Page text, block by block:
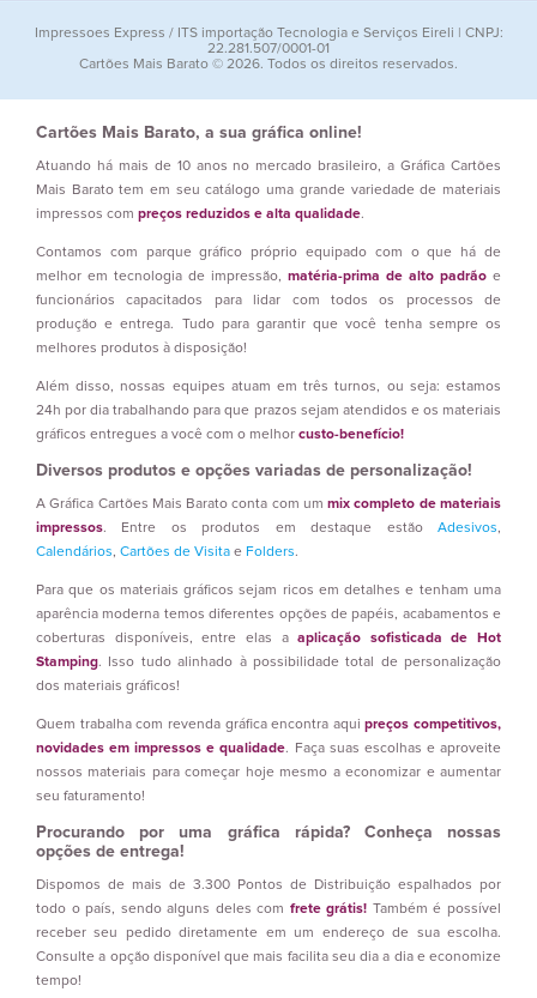
Impressoes Express / ITS importação Tecnologia e Serviços Eireli | CNPJ:
22.281.507/0001-01
Cartões Mais Barato © 2026. Todos os direitos reservados.
Cartões Mais Barato, a sua gráfica online!
Atuando há mais de 10 anos no mercado brasileiro, a Gráfica Cartões
Mais Barato tem em seu catálogo uma grande variedade de materiais
impressos com preços reduzidos e alta qualidade.
Contamos com parque gráfico próprio equipado com o que há de
melhor em tecnologia de impressão, matéria-prima de alto padrão e
funcionários capacitados para lidar com todos os processos de
produção e entrega. Tudo para garantir que você tenha sempre os
melhores produtos à disposição!
Além disso, nossas equipes atuam em três turnos, ou seja: estamos
24h por dia trabalhando para que prazos sejam atendidos e os materiais
gráficos entregues a você com o melhor custo-benefício!
Diversos produtos e opções variadas de personalização!
A Gráfica Cartões Mais Barato conta com ummix completo de materiais
impressos. Entre os produtos em destaque estão Adesivos,
Calendários, Cartões de Visita e Folders.
Para que os materiais gráficos sejam ricos em detalhes e tenham uma
aparência moderna temos diferentes opções de papéis, acabamentos e
coberturas disponíveis, entre elas aaplicação sofisticada de Hot
Stamping. Isso tudo alinhado à possibilidade total de personalização
dos materiais gráficos!
Quem trabalha com revenda gráfica encontra aquipreços competitivos,
novidades em impressos e qualidade. Faça suas escolhas e aproveite
nossos materiais para começar hoje mesmo a economizar e aumentar
seu faturamento!
Procurando por uma gráfica rápida? Conheça nossas
opções de entrega!
Dispomos de mais de 3.300 Pontos de Distribuição espalhados por
todo o país, sendo alguns deles com frete grátis! Também é possível
receber seu pedido diretamente em um endereço de sua escolha.
Consulte a opção disponível que mais facilita seu dia a dia e economize
tempo!